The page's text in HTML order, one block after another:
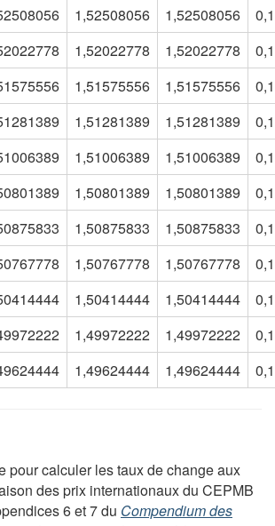
1,52508056 1,52508056
1,52022778 1,52022778
1,51575556 1,51575556
1,51281389 1,51281389
1,51006389 1,51006389
1,50801389 1,50801389
1,50875833 1,50875833
1,50767778 1,50767778
1,50414444 1,50414444
1,49972222 1,49972222
1,49624444 1,49624444
pour calculer les taux de change aux
des prix internationaux du CEPMB
6 et 7 du Compendium des